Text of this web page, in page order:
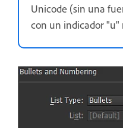
Unicode (sin una
con un indicador "u"